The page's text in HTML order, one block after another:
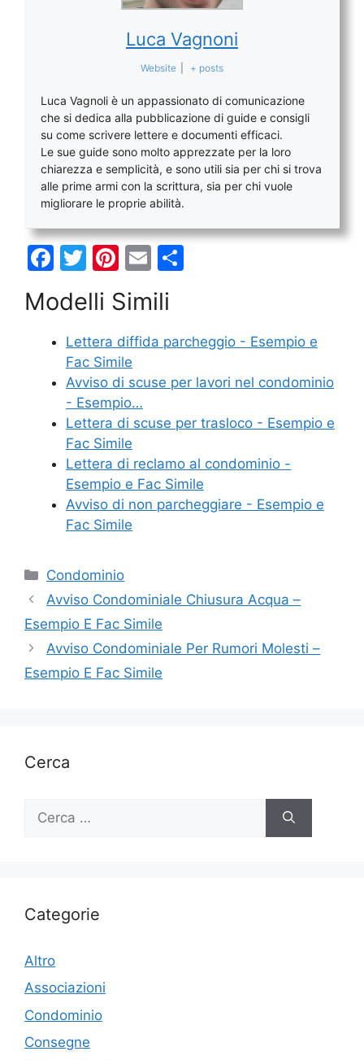
Luca Vagnoni
Website + posts
Luca Vagnoli è un appassionato di comunicazione
che si dedica alla pubblicazione di guide e consigli
su come scrivere lettere e documenti efficaci.
Le sue guide sono molto apprezzate per la loro
chiarezza e semplicità, e sono utili sia per chi si trova
alle prime armi con la scrittura, sia per chi vuole
migliorare le proprie abilità.
F
c
e
b
o
o
k
T
itt
er
Pi
er
e
st
E
ai
l
di
di
Modelli Simili
Lettera diffida parcheggio - Esempio e
Fac Simile
Avviso di scuse per lavori nel condominio
- Esempio…
Lettera di scuse per trasloco - Esempio e
Fac Simile
Lettera di reclamo al condominio -
Esempio e Fac Simile
Avviso di non parcheggiare - Esempio e
Fac Simile
Categorie
Condominio
Avviso Condominiale Chiusura Acqua –
Esempio E Fac Simile
Avviso Condominiale Per Rumori Molesti –
Esempio E Fac Simile
Cerca
per:
Categorie
Altro
Associazioni
Condominio
Consegne